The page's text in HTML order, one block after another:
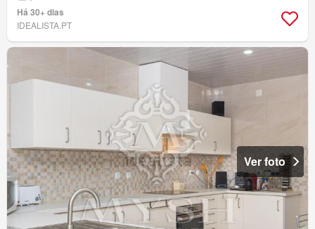
Há 30+ dias
IDEALISTA.PT
Ver foto